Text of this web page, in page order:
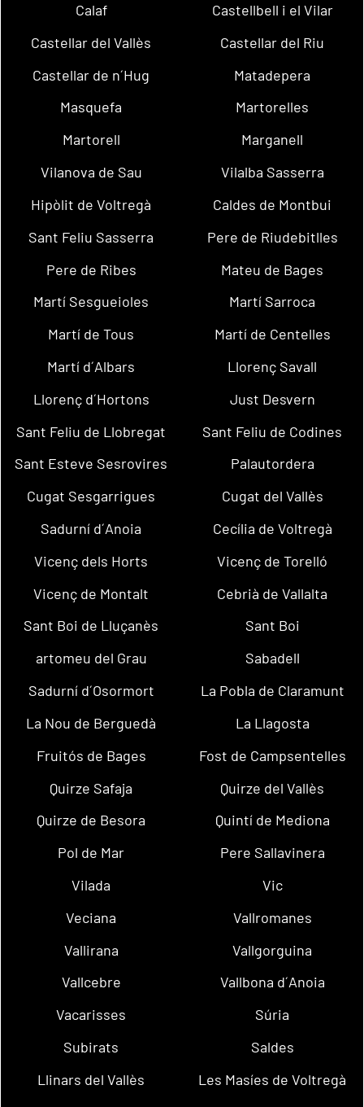
Calaf
Castellbell i el Vilar
Castellar del Vallès
Castellar del Riu
Castellar de n´Hug
Matadepera
Masquefa
Martorelles
Martorell
Marganell
Vilanova de Sau
Vilalba Sasserra
Hipòlit de Voltregà
Caldes de Montbui
Sant Feliu Sasserra
Pere de Riudebitlles
Pere de Ribes
Mateu de Bages
Martí Sesgueioles
Martí Sarroca
Martí de Tous
Martí de Centelles
Martí d´Albars
Llorenç Savall
Llorenç d´Hortons
Just Desvern
Sant Feliu de Llobregat
Sant Feliu de Codines
Sant Esteve Sesrovires
Palautordera
Cugat Sesgarrigues
Cugat del Vallès
Sadurní d´Anoia
Cecília de Voltregà
Vicenç dels Horts
Vicenç de Torelló
Vicenç de Montalt
Cebrià de Vallalta
Sant Boi de Lluçanès
Sant Boi
artomeu del Grau
Sabadell
Sadurní d´Osormort
La Pobla de Claramunt
La Nou de Berguedà
La Llagosta
Fruitós de Bages
Fost de Campsentelles
Quirze Safaja
Quirze del Vallès
Quirze de Besora
Quintí de Mediona
Pol de Mar
Pere Sallavinera
Vilada
Vic
Veciana
Vallromanes
Vallirana
Vallgorguina
Vallcebre
Vallbona d´Anoia
Vacarisses
Súria
Subirats
Saldes
Llinars del Vallès
Les Masíes de Voltregà